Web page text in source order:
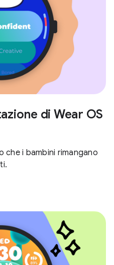
di Wear OS
che i bambini rimangano